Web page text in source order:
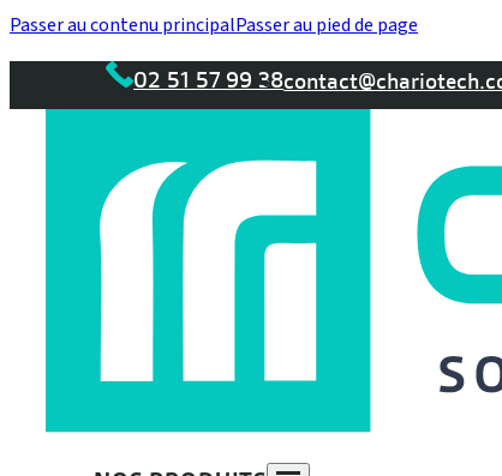
Passer au contenu principalPasser au pied de page
02 51 57 99 38